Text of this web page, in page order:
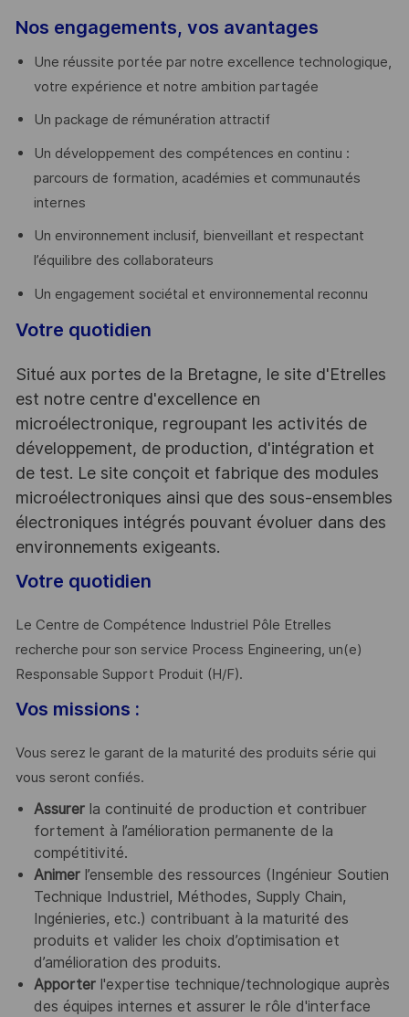
Nos engagements, vos avantages
Une réussite portée par notre excellence technologique,
votre expérience et notre ambition partagée
Un package de rémunération attractif
Un développement des compétences en continu :
parcours de formation, académies et communautés
internes
Un environnement inclusif, bienveillant et respectant
l’équilibre des collaborateurs
Un engagement sociétal et environnemental reconnu
Votre quotidien
Situé aux portes de la Bretagne, le site d'Etrelles
est notre centre d'excellence en
microélectronique, regroupant les activités de
développement, de production, d'intégration et
de test. Le site conçoit et fabrique des modules
microélectroniques ainsi que des sous-ensembles
électroniques intégrés pouvant évoluer dans des
environnements exigeants.
Votre quotidien
Le Centre de Compétence Industriel Pôle Etrelles
recherche pour son service Process Engineering, un(e)
Responsable Support Produit (H/F).
Vos missions :
Vous serez le garant de la maturité des produits série qui
vous seront confiés.
Assurer la continuité de production et contribuer
fortement à l’amélioration permanente de la
compétitivité.
Animerl’ensemble des ressources (Ingénieur Soutien
Technique Industriel, Méthodes, Supply Chain,
Ingénieries, etc.) contribuant à la maturité des
produits et valider les choix d’optimisation et
d’amélioration des produits.
Apporter l'expertise technique/technologique auprès
des équipes internes et assurer le rôle d'interface